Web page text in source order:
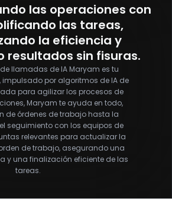
las operaciones con
las tareas,
la eficiencia y
resultados sin fisuras.
de llamadas de IA Maryam es tu
impulsado por algoritmos de IA de
para agilizar los procesos de
Maryam te ayuda en todo,
de órdenes de trabajo hasta la
seguimiento con los equipos de
relevantes para actualizar la
de trabajo, asegurando una
y una finalización eficiente de las
tareas.